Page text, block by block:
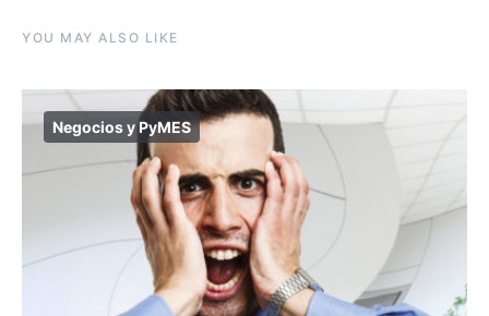
YOU MAY ALSO LIKE
Negocios y PyMES